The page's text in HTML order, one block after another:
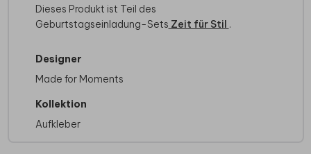
Dieses Produkt ist Teil des
Geburtstagseinladung-Sets Zeit für Stil .
Designer
Made for Moments
Kollektion
Aufkleber